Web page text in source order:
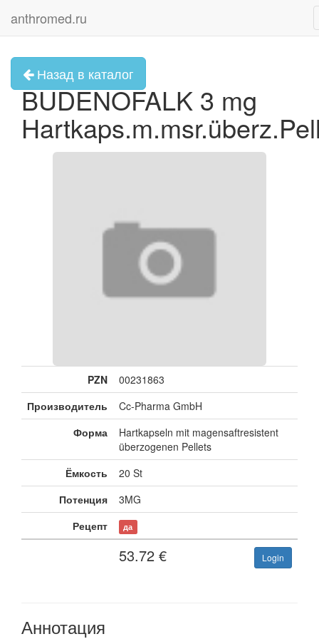
anthromed.ru
Назад в каталог
BUDENOFALK 3 mg
PZN
00231863
Производитель
Cc-Pharma GmbH
Форма
Hartkapseln mit magensaftresistent
überzogenen Pellets
Ёмкость
20 St
Потенция
3MG
Рецепт
да
53.72 € Login
Аннотация